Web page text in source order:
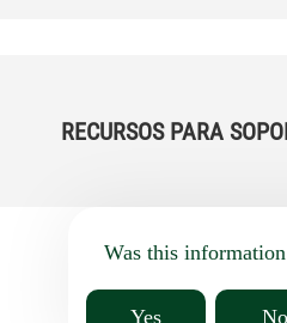
RECURSOS PARA
Was this
Yes No